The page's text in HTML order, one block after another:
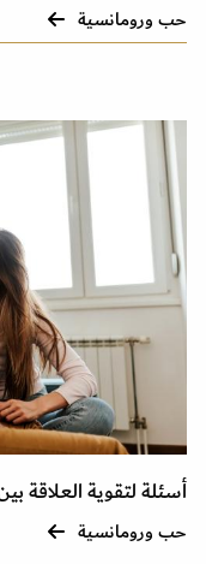
حب ورومانسية
أسئلة لتقوية العلاقة
حب ورومانسية